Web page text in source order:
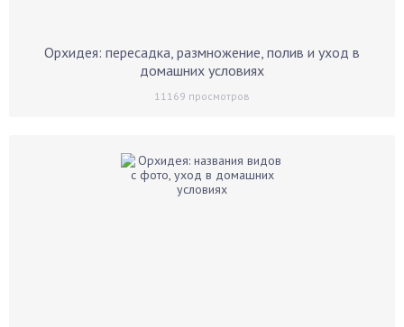
Орхидея: пересадка, размножение, полив и уход в
домашних условиях
11169 просмотров